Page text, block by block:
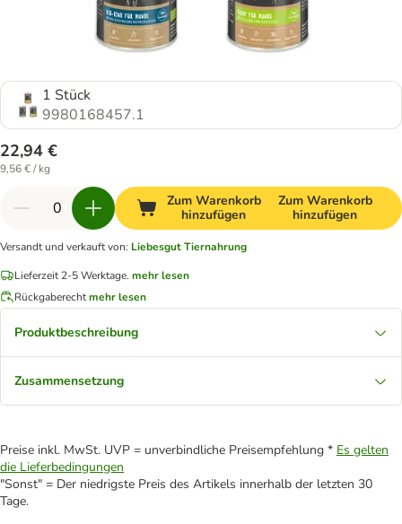
1 Stück
9980168457.1
22,94 €
9,56 € / kg
Zum Warenkorb
hinzufügen
Zum Warenkorb
hinzufügen
Versandt und verkauft von: Liebesgut Tiernahrung
Lieferzeit 2-5 Werktage. mehr lesen
Rückgaberechtmehr lesen
Produktbeschreibung
Zusammensetzung
Preise inkl. MwSt. UVP = unverbindliche Preisempfehlung * Es gelten
die Lieferbedingungen
"Sonst" = Der niedrigste Preis des Artikels innerhalb der letzten 30
Tage.